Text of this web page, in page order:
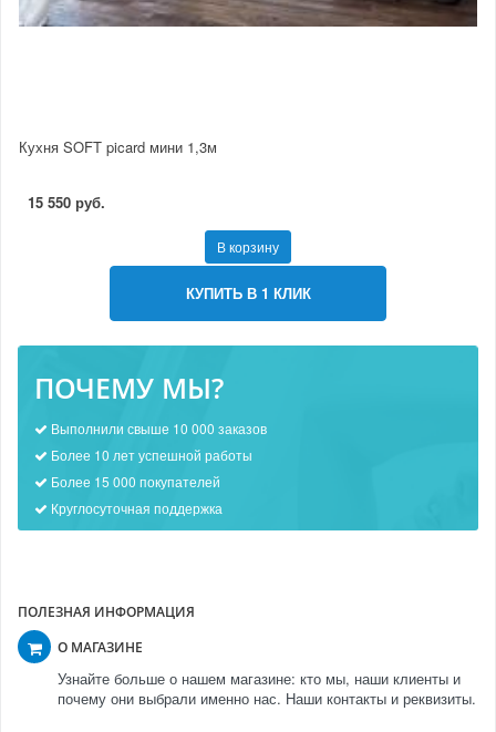
Кухня SOFT picard мини 1,3м
15 550 руб.
В корзину
КУПИТЬ В 1 КЛИК
ПОЧЕМУ МЫ?
Выполнили свыше 10 000 заказов
Более 10 лет успешной работы
Более 15 000 покупателей
Круглосуточная поддержка
ПОЛЕЗНАЯ ИНФОРМАЦИЯ
О МАГАЗИНЕ
Узнайте больше о нашем магазине: кто мы, наши клиенты и
почему они выбрали именно нас. Наши контакты и реквизиты.